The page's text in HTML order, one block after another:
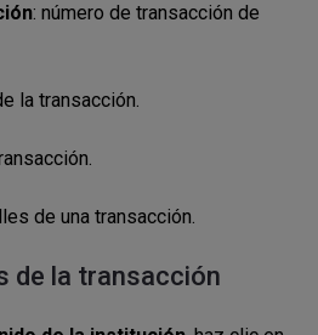
: número de transacción de
la transacción.
de una transacción.
de la transacción